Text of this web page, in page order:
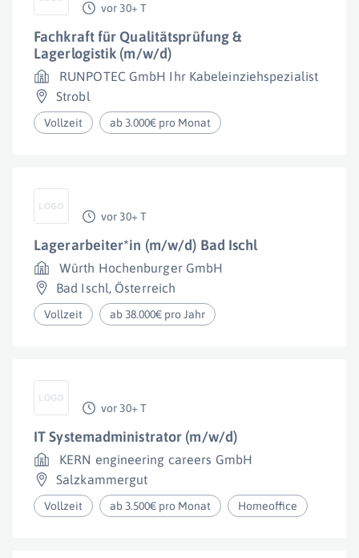
vor 30+ T
Fachkraft für Qualitätsprüfung &
Lagerlogistik (m/w/d)
RUNPOTEC GmbH Ihr Kabeleinziehspezialist
Strobl
Vollzeit ab 3.000€ pro Monat
vor 30+ T
Lagerarbeiter*in (m/w/d) Bad Ischl
Würth Hochenburger GmbH
Bad Ischl, Österreich
Vollzeit ab 38.000€ pro Jahr
vor 30+ T
IT Systemadministrator (m/w/d)
KERN engineering careers GmbH
Salzkammergut
Vollzeit ab 3.500€ pro Monat Homeoffice